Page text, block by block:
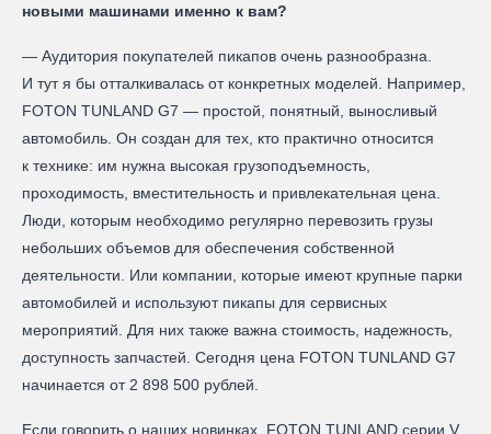
новыми машинами именно к вам?
— Аудитория покупателей пикапов очень разнообразна.
И тут я бы отталкивалась от конкретных моделей. Например,
FOTON TUNLAND G7 — простой, понятный, выносливый
автомобиль. Он создан для тех, кто практично относится
к технике: им нужна высокая грузоподъемность,
проходимость, вместительность и привлекательная цена.
Люди, которым необходимо регулярно перевозить грузы
небольших объемов для обеспечения собственной
деятельности. Или компании, которые имеют крупные парки
автомобилей и используют пикапы для сервисных
мероприятий. Для них также важна стоимость, надежность,
доступность запчастей. Сегодня цена FOTON TUNLAND G7
начинается от 2 898 500 рублей.
Если говорить о наших новинках, FOTON TUNLAND серии V,